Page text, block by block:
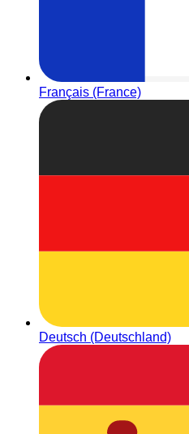
Français (France)
Deutsch (Deutschland)